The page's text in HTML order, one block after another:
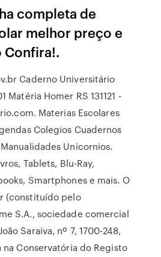
completa de
melhor preço e
Confira!.
Caderno Universitário
Matéria Homer RS 131121 -
Materias Escolares
Colegios Cuadernos
Unicornios.
Tablets, Blu-Ray,
Smartphones e mais. O
(constituído pelo
S.A., sociedade comercial
Saraiva, nº 7, 1700-248,
na Conservatória do Registo